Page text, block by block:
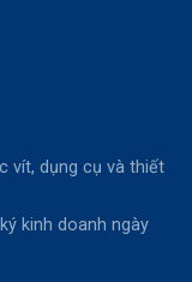
vít, dụng cụ và thiết
kinh doanh ngày